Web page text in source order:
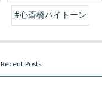
#心斎橋ハイトーン
Recent Posts